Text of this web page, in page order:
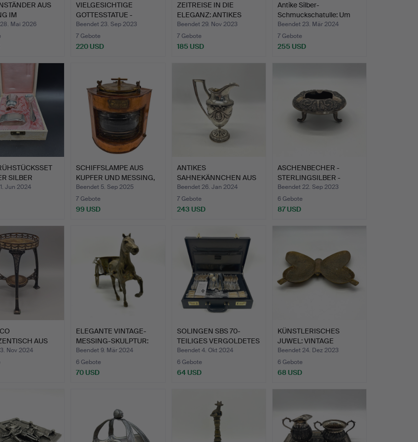
AUS
IM
…
Mai 2026
VIELGESICHTIGE
GOTTESSTATUE -
MESSING BRON…
Beendet 23. Sep 2023
7 Gebote
220 USD
ZEITREISE IN DIE
ELEGANZ: ANTIKES
MILCHKÄN…
Beendet 29. Nov 2023
7 Gebote
185 USD
Antike Silber-
Schmuckschatulle: Um
1850 mi…
Beendet 23. Mär 2024
7 Gebote
255 USD
SILBER
Jun 2024
SCHIFFSLAMPE AUS
KUPFER UND MESSING,
PUNZI…
Beendet 5. Sep 2025
7 Gebote
99 USD
ANTIKES
SAHNEKÄNNCHEN AUS
800ER SILBER - M…
Beendet 26. Jan 2024
7 Gebote
243 USD
ASCHENBECHER -
STERLINGSILBER -
ANTIK - SC…
Beendet 22. Sep 2023
6 Gebote
87 USD
AUS
MIT PUN…
Nov 2024
ELEGANTE VINTAGE-
MESSING-SKULPTUR:
MID-CEN…
Beendet 9. Mär 2024
6 Gebote
70 USD
SOLINGEN SBS 70-
TEILIGES VERGOLDETES
BESTE…
Beendet 4. Okt 2024
6 Gebote
64 USD
KÜNSTLERISCHES
JUWEL: VINTAGE
MESSINGSCHME…
Beendet 24. Dez 2023
6 Gebote
68 USD